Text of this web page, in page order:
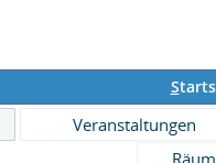
S
Veranstaltungen